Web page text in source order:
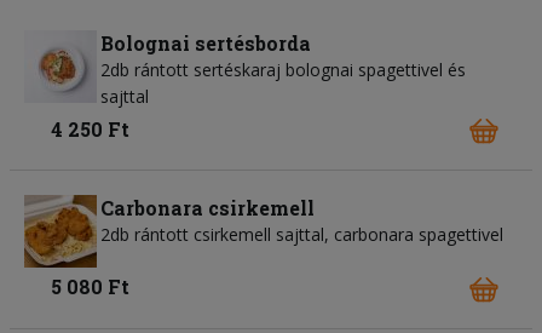
Bolognai sertésborda
2db rántott sertéskaraj bolognai spagettivel és
sajttal
4 250 Ft
Carbonara csirkemell
2db rántott csirkemell sajttal, carbonara spagettivel
5 080 Ft